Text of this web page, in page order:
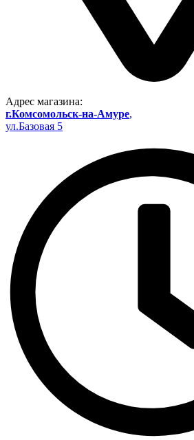
Адрес магазина:
г.Комсомольск-на-Амуре,
ул.Базовая 5